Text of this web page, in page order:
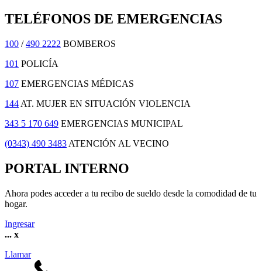
TELÉFONOS DE EMERGENCIAS
100 /490 2222 BOMBEROS
101 POLICÍA
107 EMERGENCIAS MÉDICAS
144 AT. MUJER EN SITUACIÓN VIOLENCIA
343 5 170 649 EMERGENCIAS MUNICIPAL
(0343) 490 3483 ATENCIÓN AL VECINO
PORTAL INTERNO
Ahora podes acceder a tu recibo de sueldo desde la comodidad de tu
hogar.
Ingresar
... x
Llamar